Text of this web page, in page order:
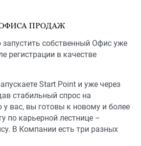
ПРОДАЖ
собственный Офис уже
регистрации в качестве
Start Point и уже через
стабильный спрос на
вас, вы готовы к новому и более
по карьерной лестнице –
В Компании есть три разных